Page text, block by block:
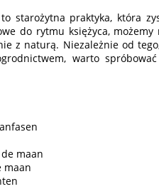
starożytna praktyka, która
do rytmu księżyca,
z naturą. Niezależnie od
warto
maan
maan